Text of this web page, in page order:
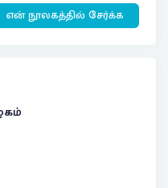
என் நூலகத்தில் சேர்க்க